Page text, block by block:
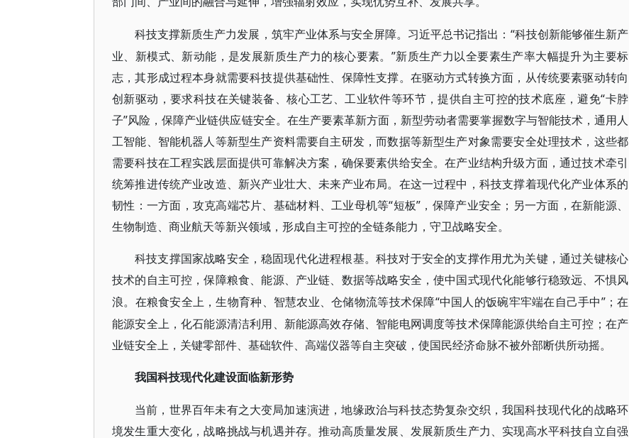
科技支撑新质生产力发展，筑牢产业体系与安全屏障。习近平总书记指出： “科技创新能够催生新产
业、新模式、新动能，是发展新质生产力的核心要素。”新质生产力以全要素生产率大幅提升为主要标
志，其形成过程本身就需要科技提供基础性、保障性支撑。在驱动方式转换方面，从传统要素驱动转向
创新驱动，要求科技在关键装备、核心工艺、工业软件等环节，提供自主可控的技术底座，避免“卡脖
子”风险，保障产业链供应链安全。在生产要素革新方面，新型劳动者需要掌握数字与智能技术，通用人
工智能、智能机器人等新型生产资料需要自主研发，而数据等新型生产对象需要安全处理技术，这些都
需要科技在工程实践层面提供可靠解决方案，确保要素供给安全。在产业结构升级方面，通过技术牵引
统筹推进传统产业改造、新兴产业壮大、未来产业布局。在这一过程中，科技支撑着现代化产业体系的
韧性：一方面，攻克高端芯片、基础材料、工业母机等“短板”，保障产业安全；另一方面，在新能源、
生物制造、商业航天等新兴领域，形成自主可控的全链条能力，守卫战略安全。
科技支撑国家战略安全，稳固现代化进程根基。科技对于安全的支撑作用尤为关键，通过关键核心
技术的自主可控，保障粮食、能源、产业链、数据等战略安全，使中国式现代化能够行稳致远、不惧风
浪。在粮食安全上，生物育种、智慧农业、仓储物流等技术保障“中国人的饭碗牢牢端在自己手中”；在
能源安全上，化石能源清洁利用、新能源高效存储、智能电网调度等技术保障能源供给自主可控；在产
业链安全上，关键零部件、基础软件、高端仪器等自主突破，使国民经济命脉不被外部断供所动摇。
我国科技现代化建设面临新形势
当前，世界百年未有之大变局加速演进，地缘政治与科技态势复杂交织，我国科技现代化的战略环
境发生重大变化，战略挑战与机遇并存。推动高质量发展、发展新质生产力、实现高水平科技自立自强